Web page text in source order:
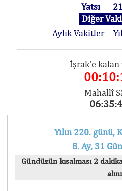
Yatsı
Diğer
Aylık Vakitler
İşrak'e kalan
Mahallî
Yılın 220. günü,
8. Ay, 31
Gündüzün kısalması 2